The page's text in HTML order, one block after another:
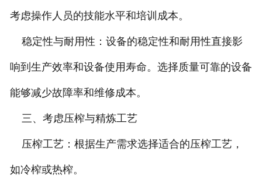
考虑操作人员的技能水平和培训成本。
稳定性与耐用性：设备的稳定性和耐用性直接影
响到生产效率和设备使用寿命。选择质量可靠的设备
能够减少故障率和维修成本。
三、考虑压榨与精炼工艺
压榨工艺：根据生产需求选择适合的压榨工艺，
如冷榨或热榨。